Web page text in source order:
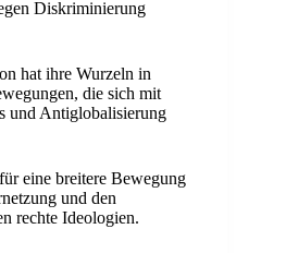
Diskriminierung
hat ihre Wurzeln in
die sich mit
und Antiglobalisierung
eine breitere Bewegung
und den
rechte Ideologien.